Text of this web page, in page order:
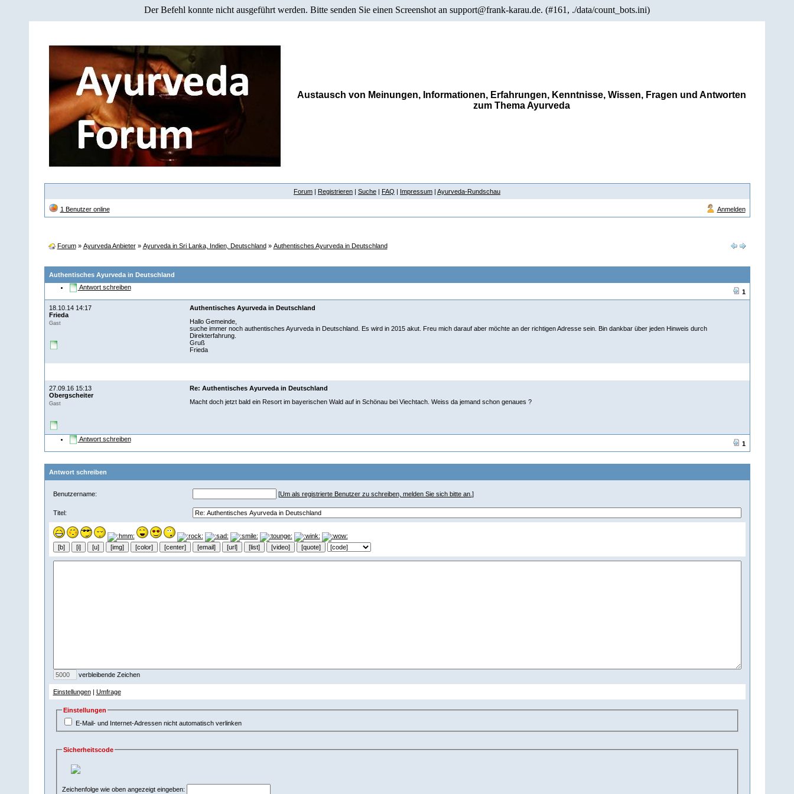
Der Befehl konnte nicht ausgeführt werden. Bitte senden Sie einen Screenshot an support@frank-karau.de. (#161, ./data/count_bots.ini)
Austausch von Meinungen, Informationen, Erfahrungen, Kenntnisse, Wissen, Fragen und Antworten
zum Thema Ayurveda
Forum | Registrieren | Suche | FAQ | Impressum | Ayurveda-Rundschau
1 Benutzer online Anmelden
Forum» Ayurveda Anbieter» Ayurveda in Sri Lanka, Indien, Deutschland» Authentisches Ayurveda in Deutschland
Authentisches Ayurveda in Deutschland
Antwort schreiben
1
18.10.14 14:17
Frieda
Gast
Authentisches Ayurveda in Deutschland
Hallo Gemeinde,
suche immer noch authentisches Ayurveda in Deutschland. Es wird in 2015 akut. Freu mich darauf aber möchte an der richtigen Adresse sein. Bin dankbar über jeden Hinweis durch
Direkterfahrung.
Gruß
Frieda
27.09.16 15:13
Obergscheiter
Gast
Re: Authentisches Ayurveda in Deutschland
Macht doch jetzt bald ein Resort im bayerischen Wald auf in Schönau bei Viechtach. Weiss da jemand schon genaues ?
Antwort schreiben
1
Antwort schreiben
Benutzername: [Um als registrierte Benutzer zu schreiben, melden Sie sich bitte an. ]
Titel:
verbleibende Zeichen
Einstellungen| Umfrage
Einstellungen
E-Mail- und Internet-Adressen nicht automatisch verlinken
Sicherheitscode
Zeichenfolge wie oben angezeigt eingeben: